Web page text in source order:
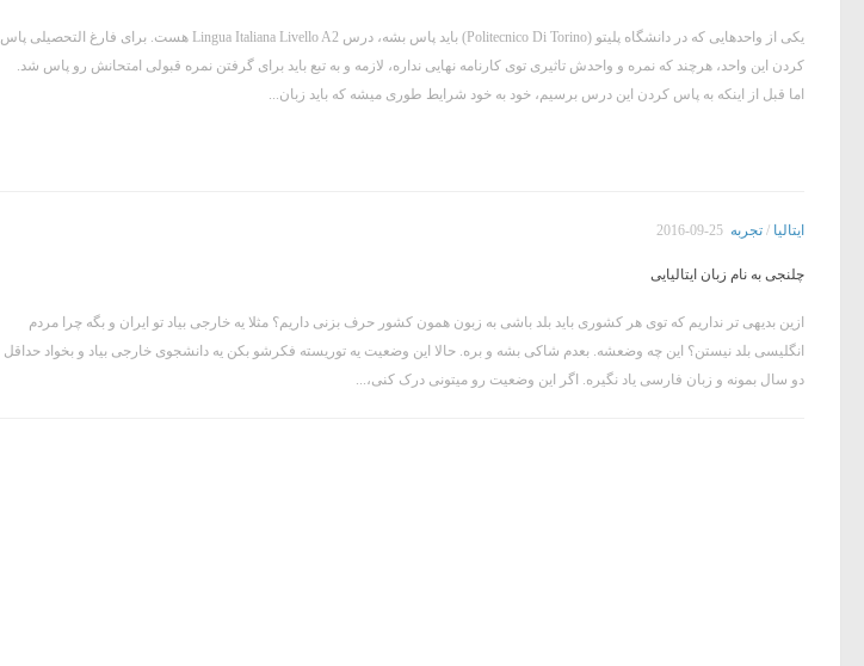
یکی از واحدهایی که در دانشگاه پلیتو (Politecnico Di Torino) باید پاس بشه، درس Lingua Italiana Livello A2 هست. برای فارغ التحصیلی پاس
کردن این واحد، هرچند که نمره و واحدش تاثیری توی کارنامه نهایی نداره، لازمه و به تبع باید برای گرفتن نمره قبولی امتحانش رو پاس شد.
اما قبل از اینکه به پاس کردن این درس برسیم، خود به خود شرایط طوری میشه که باید زبان...
ایتالیا / تجربه 2016-09-25
چلنجی به نام زبان ایتالیایی
ازین بدیهی تر نداریم که توی هر کشوری باید بلد باشی به زبون همون کشور حرف بزنی داریم؟ مثلا یه خارجی بیاد تو ایران و بگه چرا مردم
انگلیسی بلد نیستن؟ این چه وضعشه. بعدم شاکی بشه و بره. حالا این وضعیت یه توریسته فکرشو بکن یه دانشجوی خارجی بیاد و بخواد حداقل
دو سال بمونه و زبان فارسی یاد نگیره. اگر این وضعیت رو میتونی درک کنی،...